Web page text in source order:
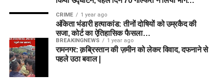
CRIME 1 year ago
अंकिता भंडारी हत्याकांड: तीनों दोषियों को उम्रकैद की
सजा, कोर्ट का ऐतिहासिक फैसला…
BREAKINGNEWS 1 year ago
रामनगर: क़ब्रिस्तान की ज़मीन को लेकर विवाद, दफनाने से
पहले उठा बवाल |